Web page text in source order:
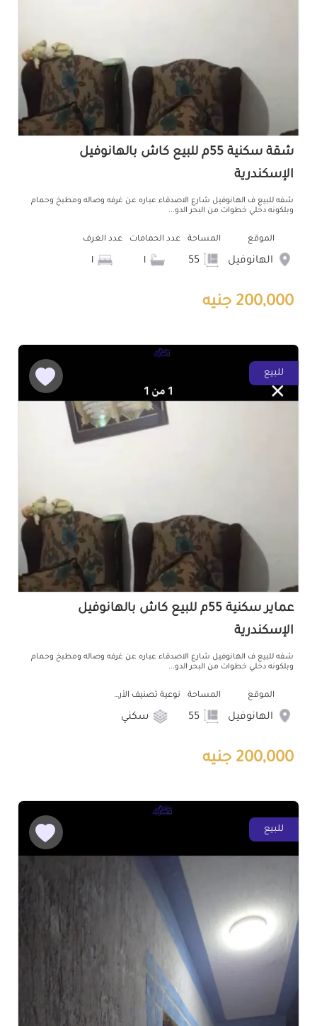
شقة سكنية 55م للبيع كاش بالهانوفيل
الإسكندرية
شفه للبيع ف الهانوفيل شارع الاصدقاء عباره عن غرفه وصاله ومطبخ وحمام
وبلكونه دخلي خطوات من البحر الدو...
الموقع
الهانوفيل
المساحة عدد الحمامات عدد الغرف
200,000 جنيه
للبيع
عماير سكنية 55م للبيع كاش بالهانوفيل
الإسكندرية
شفه للبيع ف الهانوفيل شارع الاصدقاء عباره عن غرفه وصاله ومطبخ وحمام
وبلكونه دخلي خطوات من البحر الدو...
الموقع
الهانوفيل
المساحة نوعية تصنيف الأرض
سكني
200,000 جنيه
للبيع